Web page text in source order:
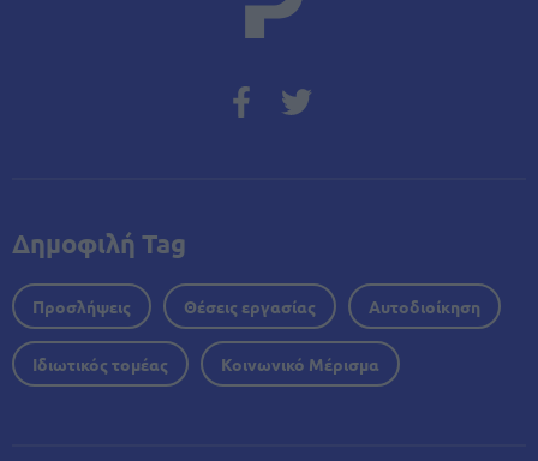
Δημοφιλή Tag
Προσλήψεις Θέσεις εργασίας Αυτοδιοίκηση
Ιδιωτικός τομέας Κοινωνικό Μέρισμα